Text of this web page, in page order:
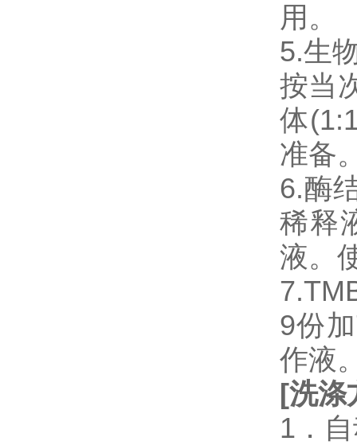
用。
5.生
按当
体
准备
6.酶
稀释
液。
9份
作液
[洗涤
1．